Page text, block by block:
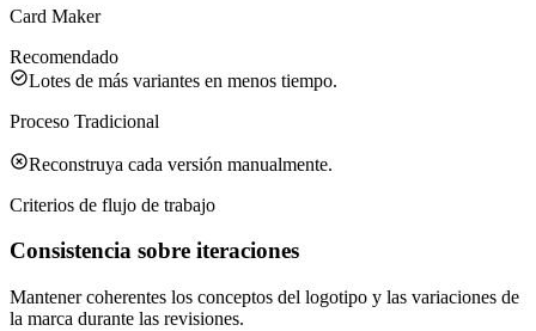
Card Maker
Recomendado
Lotes de más variantes en menos tiempo.
Proceso Tradicional
Reconstruya cada versión manualmente.
Criterios de flujo de trabajo
Consistencia sobre iteraciones
Mantener coherentes los conceptos del logotipo y las variaciones de
la marca durante las revisiones.